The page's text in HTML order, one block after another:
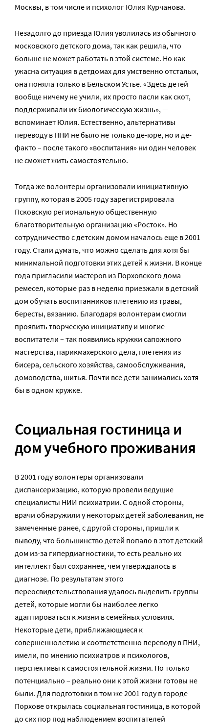
Москвы, в том числе и психолог Юлия Курчанова.
Незадолго до приезда Юлия уволилась из обычного
московского детского дома, так как решила, что
больше не может работать в этой системе. Но как
ужасна ситуация в детдомах для умственно отсталых,
она поняла только в Бельском Устье. «Здесь детей
вообще ничему не учили, их просто пасли как скот,
поддерживали их биологическую жизнь», —
вспоминает Юлия. Естественно, альтернативы
переводу в ПНИ не было не только де-юре, но и де-
факто – после такого «воспитания» ни один человек
не сможет жить самостоятельно.
Тогда же волонтеры организовали инициативную
группу, которая в 2005 году зарегистрировала
Псковскую региональную общественную
благотворительную организацию «Росток». Но
сотрудничество с детским домом началось еще в 2001
году. Стали думать, что можно сделать для хотя бы
минимальной подготовки этих детей к жизни. В конце
года пригласили мастеров из Порховского дома
ремесел, которые раз в неделю приезжали в детский
дом обучать воспитанников плетению из травы,
бересты, вязанию. Благодаря волонтерам смогли
проявить творческую инициативу и многие
воспитатели – так появились кружки сапожного
мастерства, парикмахерского дела, плетения из
бисера, сельского хозяйства, самообслуживания,
домоводства, шитья. Почти все дети занимались хотя
бы в одном кружке.
Социальная гостиница и
дом учебного проживания
В 2001 году волонтеры организовали
диспансеризацию, которую провели ведущие
специалисты НИИ психиатрии. С одной стороны,
врачи обнаружили у некоторых детей заболевания, не
замеченные ранее, с другой стороны, пришли к
выводу, что большинство детей попало в этот детский
дом из-за гипердиагностики, то есть реально их
интеллект был сохраннее, чем утверждалось в
диагнозе. По результатам этого
переосвидетельствования удалось выделить группы
детей, которые могли бы наиболее легко
адаптироваться к жизни в семейных условиях.
Некоторые дети, приближающиеся к
совершеннолетию и соответственно переводу в ПНИ,
имели, по мнению психиатров и психологов,
перспективы к самостоятельной жизни. Но только
потенциально – реально они к этой жизни готовы не
были. Для подготовки в том же 2001 году в городе
Порхове открылась социальная гостиница, в которой
до сих пор под наблюдением воспитателей